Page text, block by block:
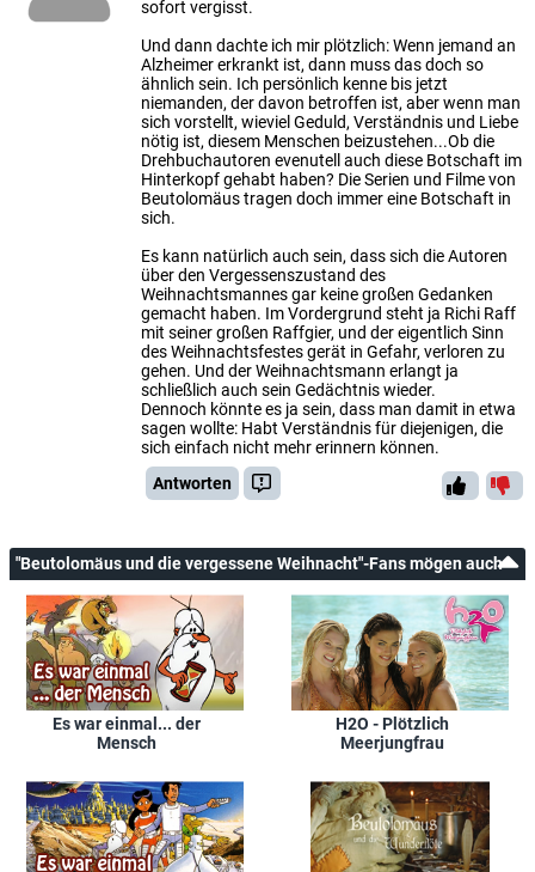
sofort vergisst.
Und dann dachte ich mir plötzlich: Wenn jemand an
Alzheimer erkrankt ist, dann muss das doch so
ähnlich sein. Ich persönlich kenne bis jetzt
niemanden, der davon betroffen ist, aber wenn man
sich vorstellt, wieviel Geduld, Verständnis und Liebe
nötig ist, diesem Menschen beizustehen...Ob die
Drehbuchautoren evenutell auch diese Botschaft im
Hinterkopf gehabt haben? Die Serien und Filme von
Beutolomäus tragen doch immer eine Botschaft in
sich.
Es kann natürlich auch sein, dass sich die Autoren
über den Vergessenszustand des
Weihnachtsmannes gar keine großen Gedanken
gemacht haben. Im Vordergrund steht ja Richi Raff
mit seiner großen Raffgier, und der eigentlich Sinn
des Weihnachtsfestes gerät in Gefahr, verloren zu
gehen. Und der Weihnachtsmann erlangt ja
schließlich auch sein Gedächtnis wieder.
Dennoch könnte es ja sein, dass man damit in etwa
sagen wollte: Habt Verständnis für diejenigen, die
sich einfach nicht mehr erinnern können.
Antworten
"Beutolomäus und die vergessene Weihnacht"-Fans mögen auch
Es war einmal... der
Mensch
H2O - Plötzlich
Meerjungfrau